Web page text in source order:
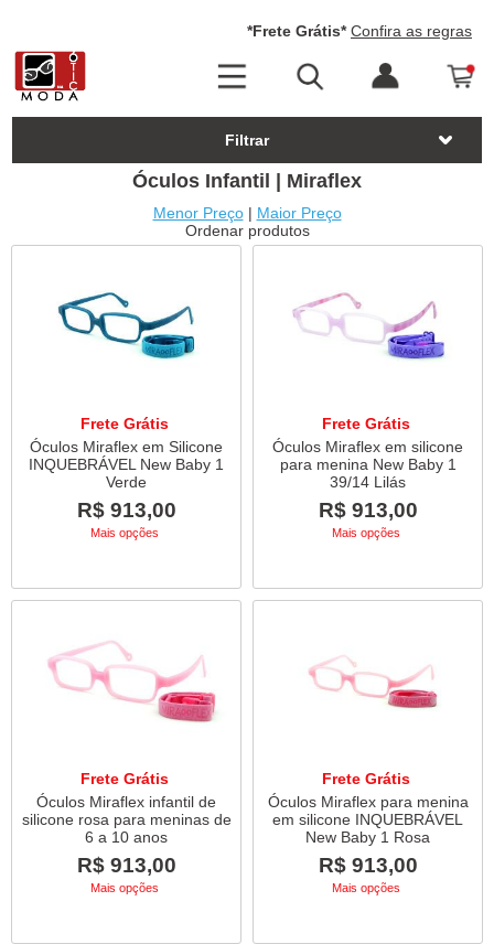
*Frete Grátis* Confira as regras
Filtrar
Óculos Infantil | Miraflex
Menor Preço| Maior Preço
Ordenar produtos
Frete Grátis
Óculos Miraflex em Silicone
INQUEBRÁVEL New Baby 1
Verde
R$ 913,00
Mais opções
Frete Grátis
Óculos Miraflex em silicone
para menina New Baby 1
39/14 Lilás
R$ 913,00
Mais opções
Frete Grátis
Óculos Miraflex infantil de
silicone rosa para meninas de
6 a 10 anos
R$ 913,00
Mais opções
Frete Grátis
Óculos Miraflex para menina
em silicone INQUEBRÁVEL
New Baby 1 Rosa
R$ 913,00
Mais opções